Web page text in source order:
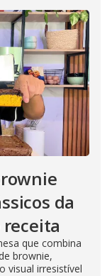
da
que combina
brownie,
visual irresistível